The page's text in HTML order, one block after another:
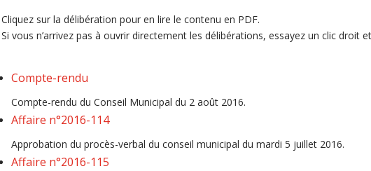
Cliquez sur la délibération pour en lire le contenu en PDF.
Si vous n’arrivez pas à ouvrir directement les délibérations, essayez un clic droit
Compte-rendu
Compte-rendu du Conseil Municipal du 2 août 2016.
Affaire n°2016-114
Approbation du procès-verbal du conseil municipal du mardi 5 juillet 2016.
Affaire n°2016-115